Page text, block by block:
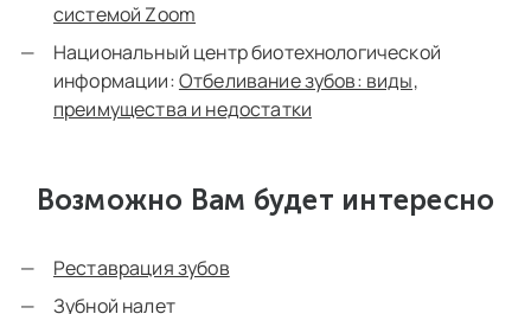
системой Zoom
Национальный центр биотехнологической
информации:Отбеливание зубов: виды,
преимущества и недостатки
Возможно Вам будет интересно
Реставрация зубов
Зубной налет